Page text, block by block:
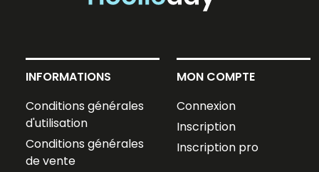
INFORMATIONS
Conditions générales
d'utilisation
Conditions générales
de vente
MON COMPTE
Connexion
Inscription
Inscription pro